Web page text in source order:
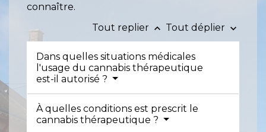
connaître.
Tout replier keyboard_arrow_up Tout déplier keyboard_arrow_down
Dans quelles situations médicales
l'usage du cannabis thérapeutique
est-il autorisé ?
À quelles conditions est prescrit le
cannabis thérapeutique ?